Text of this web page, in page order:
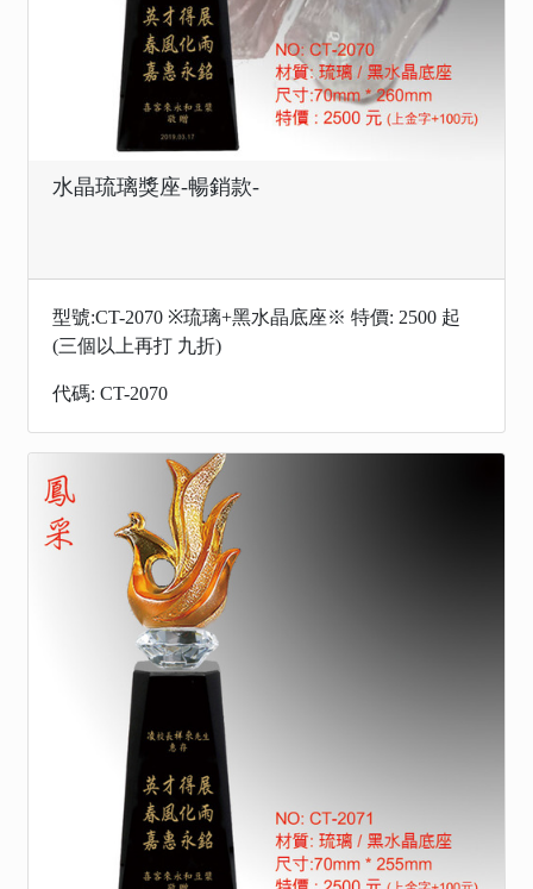
水晶琉璃獎座-暢銷款-
型號:CT-2070 ※琉璃+黑水晶底座※ 特價: 2500 起
(三個以上再打 九折)
代碼: CT-2070